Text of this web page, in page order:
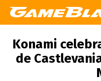
Konami
de